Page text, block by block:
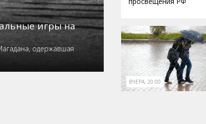
игры на
одержавшая
ВЧЕРА, 20:00